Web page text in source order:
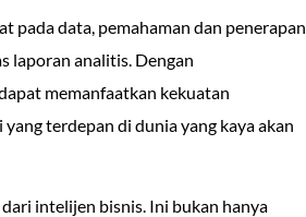
pada data, pemahaman dan penerapan
laporan analitis. Dengan
memanfaatkan kekuatan
terdepan di dunia yang kaya akan
intelijen bisnis. Ini bukan hanya